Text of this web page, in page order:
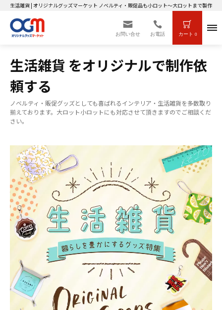
生活雑貨 | オリジナルグッズマーケット ノベルティ・販促品も小ロット～大ロットまで製作OK
お問い合せ お電話 カート 0
生活雑貨 をオリジナルで制作依
頼する
ノベルティ・販促グッズとしても喜ばれるインテリア・生活雑貨を多数取り
揃えております。大ロット小ロットにも対応させて頂きますのでご相談くだ
さい。